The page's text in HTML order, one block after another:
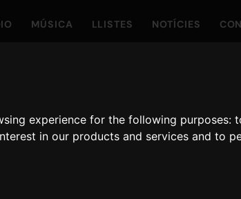
experience for the following purposes:
in our products and services and to
MÚSICA LLISTES NOTÍCIES